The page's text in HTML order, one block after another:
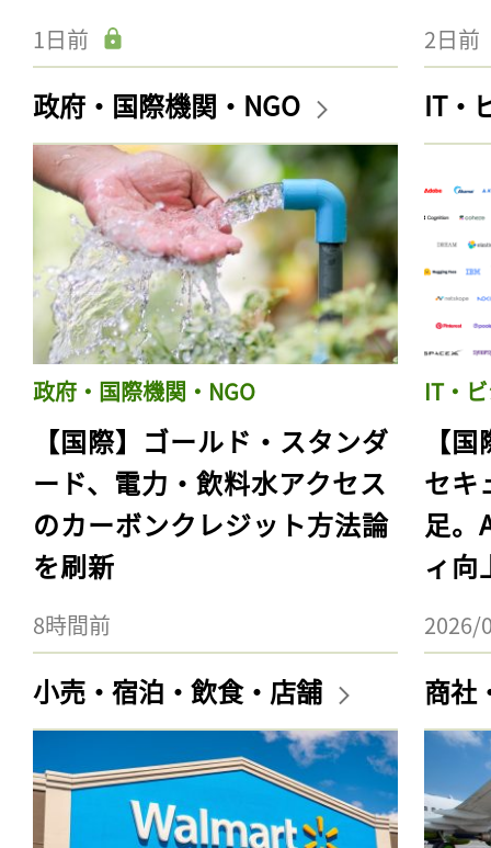
1日前 2日前
政府・国際機関・NGO
政府・国際機関・NGO
【国際】ゴールド・スタンダ
ード、電力・飲料水アクセス
のカーボンクレジット方法論
を刷新
8時間前
IT・
IT・
【
セキ
足。
ィ向
2026/
小売・宿泊・飲食・店舗 商社